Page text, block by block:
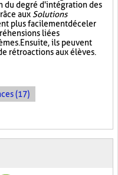
du degré d'intégration des
aux Solutions
plus facilement déceler
liées
Ensuite, ils peuvent
rétroactions aux élèves.
(17)